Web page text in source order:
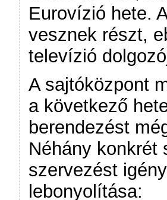
Eurovízió hete.
vesznek részt,
televízió
A sajtóközpont
a következő
berendezést
Néhány konkrét
szervezést
lebonyolítása: